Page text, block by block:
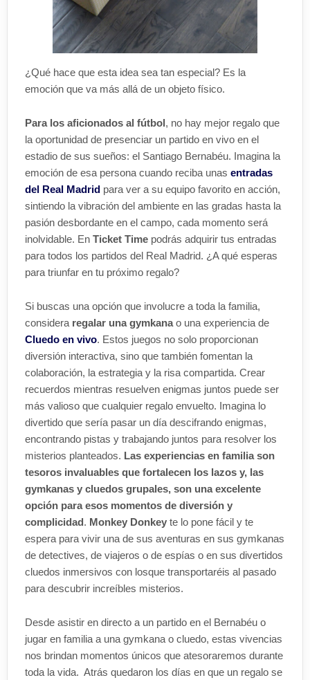
¿Qué hace que esta idea sea tan especial? Es la
emoción que va más allá de un objeto físico.
Para los aficionados al fútbol, no hay mejor regalo que
la oportunidad de presenciar un partido en vivo en el
estadio de sus sueños: el Santiago Bernabéu. Imagina la
emoción de esa persona cuando reciba unas entradas
del Real Madrid para ver a su equipo favorito en acción,
sintiendo la vibración del ambiente en las gradas hasta la
pasión desbordante en el campo, cada momento será
inolvidable. En Ticket Time podrás adquirir tus entradas
para todos los partidos del Real Madrid. ¿A qué esperas
para triunfar en tu próximo regalo?
Si buscas una opción que involucre a toda la familia,
considera regalar una gymkanao una experiencia de
Cluedo en vivo. Estos juegos no solo proporcionan
diversión interactiva, sino que también fomentan la
colaboración, la estrategia y la risa compartida. Crear
recuerdos mientras resuelven enigmas juntos puede ser
más valioso que cualquier regalo envuelto. Imagina lo
divertido que sería pasar un día descifrando enigmas,
encontrando pistas y trabajando juntos para resolver los
misterios planteados. Las experiencias en familia son
tesoros invaluables que fortalecen los lazos y, las
gymkanas y cluedos grupales, son una excelente
opción para esos momentos de diversión y
complicidad. Monkey Donkey te lo pone fácil y te
espera para vivir una de sus aventuras en sus gymkanas
de detectives, de viajeros o de espías o en sus divertidos
cluedos inmersivos con losque transportaréis al pasado
para descubrir increíbles misterios.
Desde asistir en directo a un partido en el Bernabéu o
jugar en familia a una gymkana o cluedo, estas vivencias
nos brindan momentos únicos que atesoraremos durante
toda la vida. Atrás quedaron los días en que un regalo se